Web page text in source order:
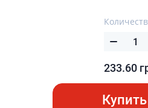
233.60
Купить